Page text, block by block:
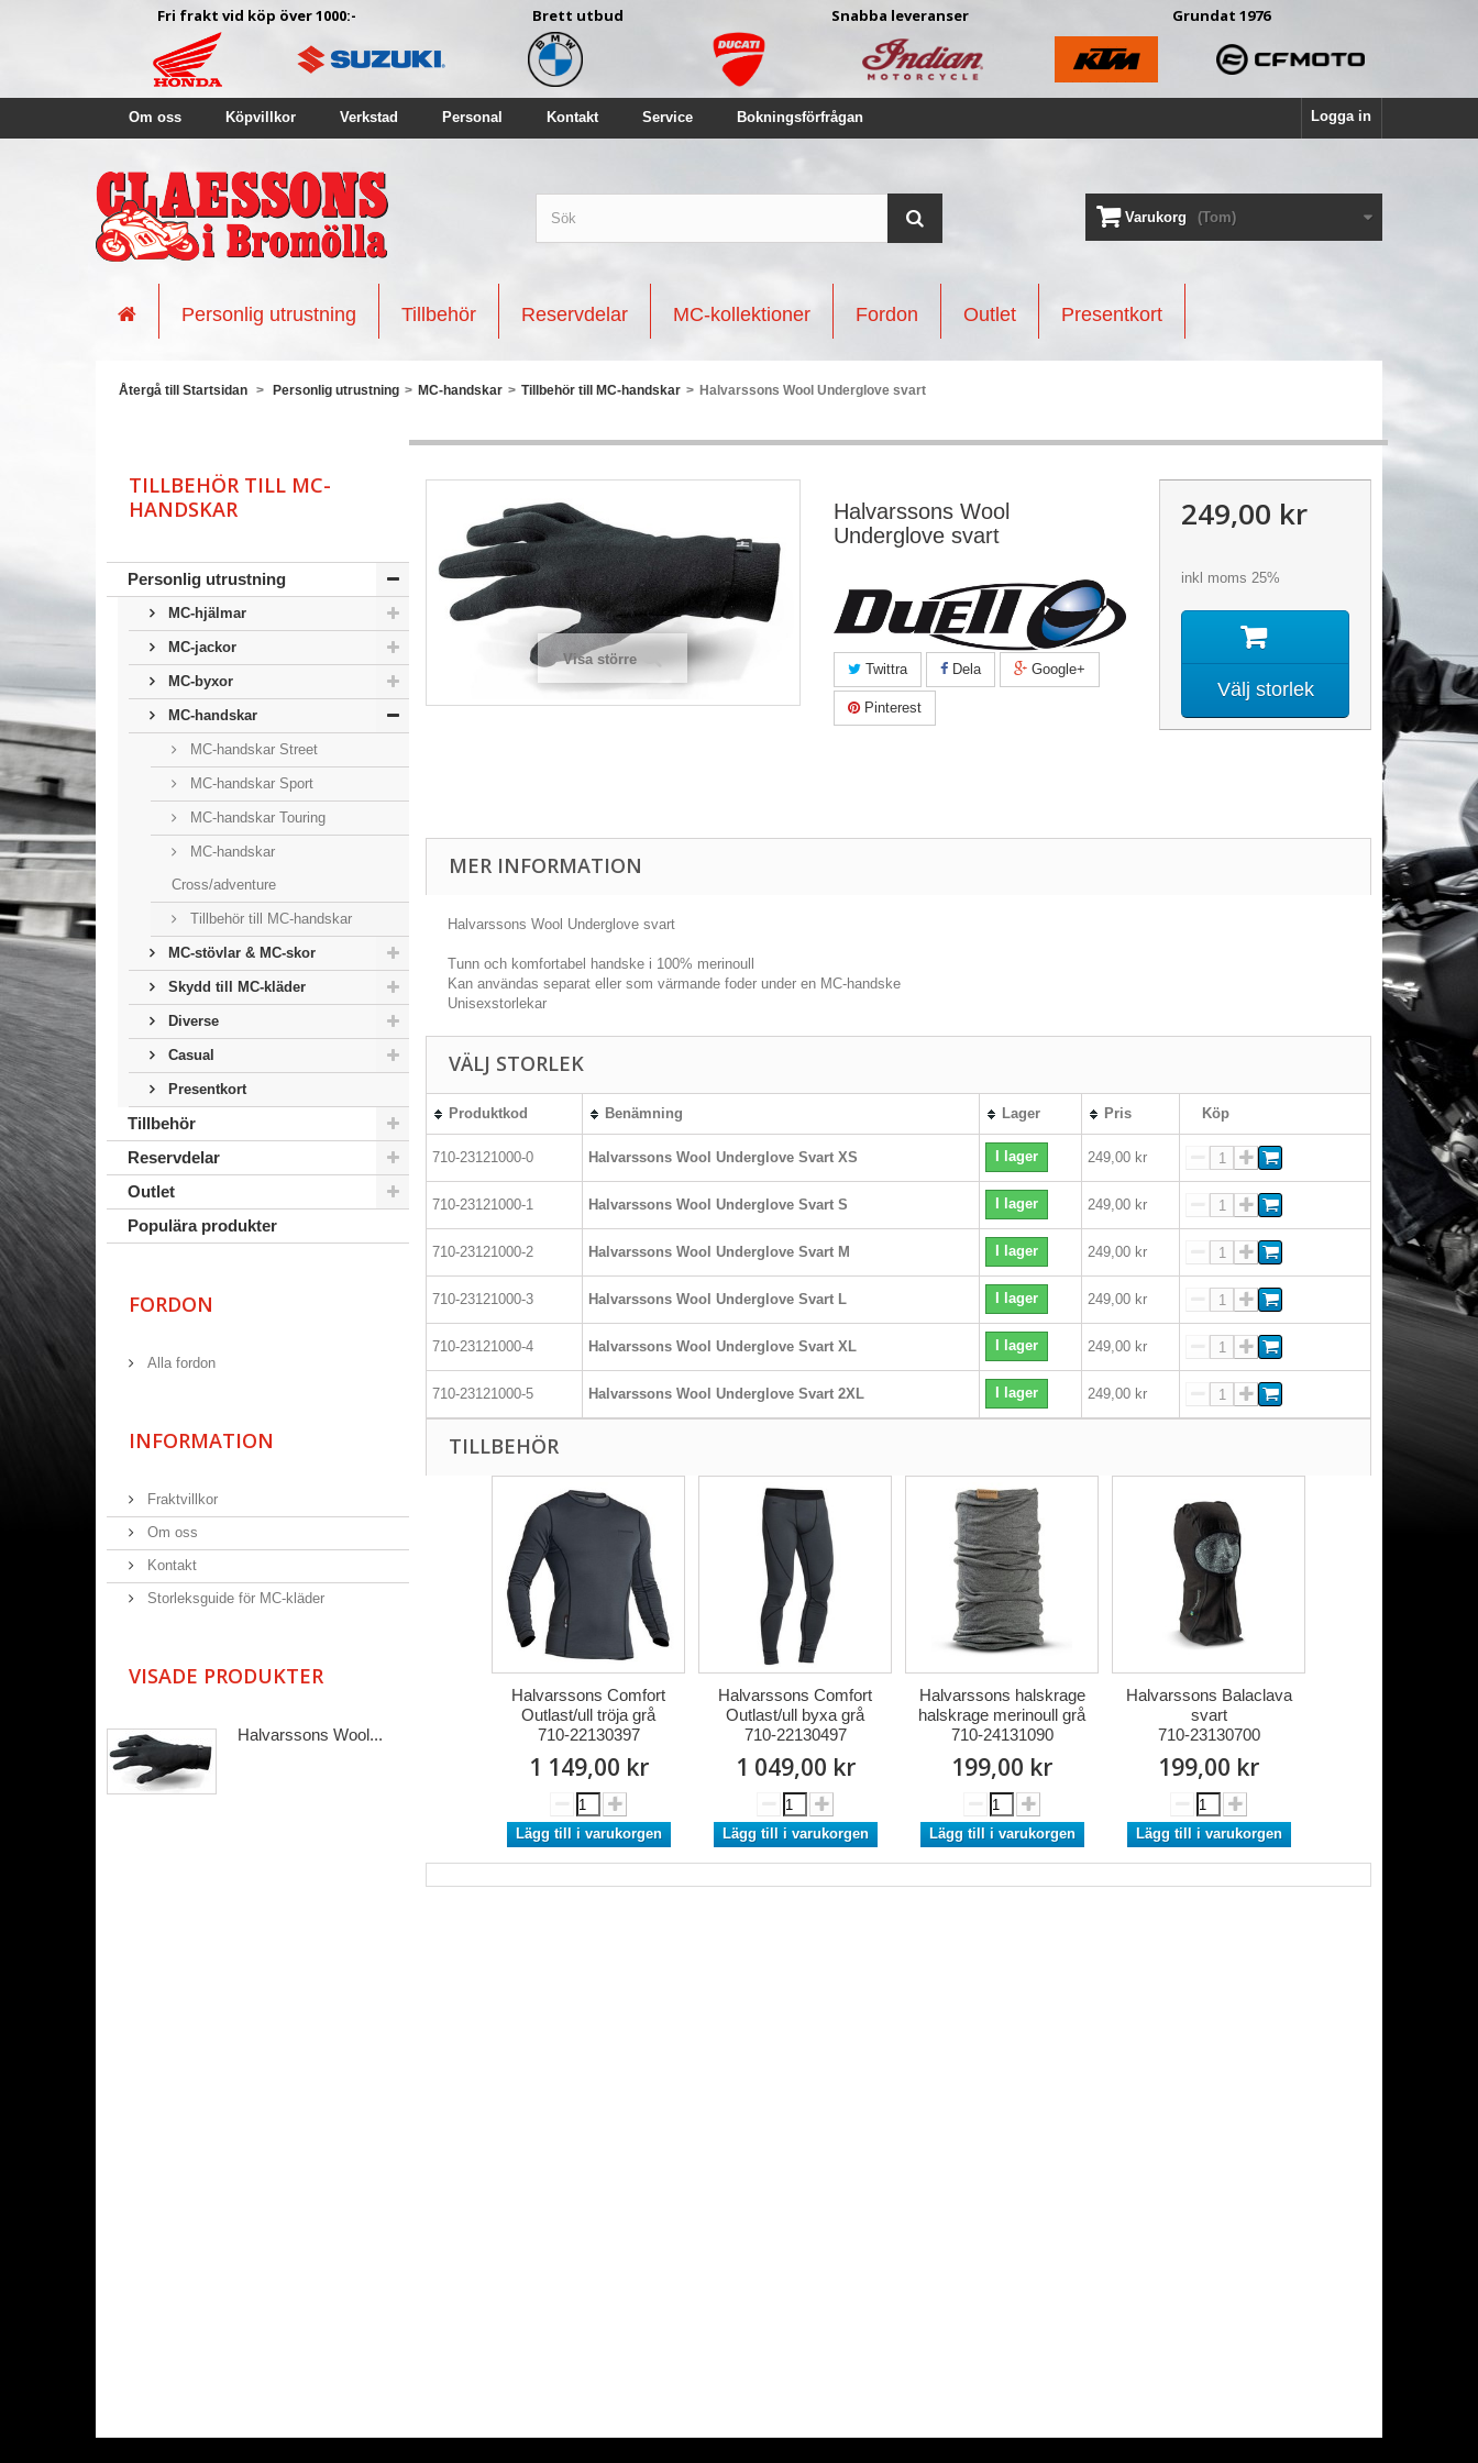
Fri frakt vid köp över 1000:- Brett utbud Snabba leveranser Grundat 1976
Logga in
Om oss Köpvillkor Verkstad Personal Kontakt Service Bokningsförfrågan
Varukorg (Tom)
Personlig utrustning Tillbehör Reservdelar MC-kollektioner Fordon Outlet Presentkort
Återgå till Startsidan > Personlig utrustning > MC-handskar > Tillbehör till MC-handskar > Halvarssons Wool Underglove svart
TILLBEHÖR TILL MC-
HANDSKAR
Personlig utrustning
MC-hjälmar
MC-jackor
MC-byxor
MC-handskar
MC-handskar Street
MC-handskar Sport
MC-handskar Touring
MC-handskar
Cross/adventure
Tillbehör till MC-handskar
MC-stövlar & MC-skor
Skydd till MC-kläder
Diverse
Casual
Presentkort
Tillbehör
Reservdelar
Outlet
Populära produkter
FORDON
Alla fordon
INFORMATION
Fraktvillkor
Om oss
Kontakt
Storleksguide för MC-kläder
VISADE PRODUKTER
Halvarssons Wool...
Visa större
Halvarssons Wool
Underglove svart
Twittra Dela Google+
Pinterest
249,00 kr
inkl moms 25%
Välj storlek
MER INFORMATION
Halvarssons Wool Underglove svart
Tunn och komfortabel handske i 100% merinoull
Kan användas separat eller som värmande foder under en MC-handske
Unisexstorlekar
VÄLJ STORLEK
Produktkod Benämning Lager Pris Köp
710-23121000-0 Halvarssons Wool Underglove Svart XS I lager 249,00 kr
710-23121000-1 Halvarssons Wool Underglove Svart S I lager 249,00 kr
710-23121000-2 Halvarssons Wool Underglove Svart M I lager 249,00 kr
710-23121000-3 Halvarssons Wool Underglove Svart L I lager 249,00 kr
710-23121000-4 Halvarssons Wool Underglove Svart XL I lager 249,00 kr
710-23121000-5 Halvarssons Wool Underglove Svart 2XL I lager 249,00 kr
TILLBEHÖR
Halvarssons Comfort
Outlast/ull tröja grå
710-22130397
1 149,00 kr
Lägg till i varukorgen
Halvarssons Comfort
Outlast/ull byxa grå
710-22130497
1 049,00 kr
Lägg till i varukorgen
Halvarssons halskrage
halskrage merinoull grå
710-24131090
199,00 kr
Lägg till i varukorgen
Halvarssons Balaclava
svart
710-23130700
199,00 kr
Lägg till i varukorgen